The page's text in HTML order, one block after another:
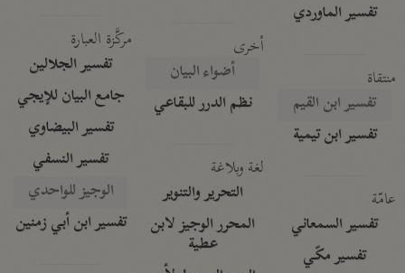
تفسير الماوردي
منتقاة
تفسير ابن القيم
تفسير ابن تيمية
عامّة
تفسير السمعاني
تفسير مكّي
أخرى
أضواء البيان
نظم الدرر للبقاعي
لغة وبلاغة
التحرير والتنوير
المحرر الوجيز لابن
عطية
مركَّزة العبارة
تفسير الجلالين
جامع البيان للإيجي
تفسير البيضاوي
تفسير النسفي
الوجيز للواحدي
تفسير ابن أبي زمنين